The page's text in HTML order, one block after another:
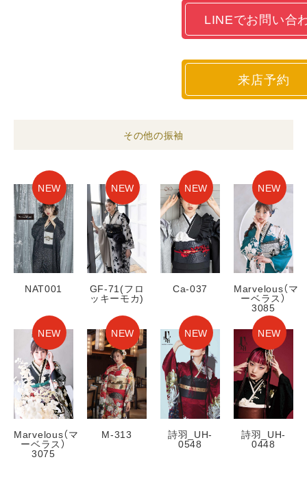
LINEでお問い合
来店予約
その他の振袖
NEW
NAT001
NEW
GF-71(フロ
ッキーモカ)
NEW
Ca-037
NEW
Marvelous（マ
ーベラス）
3085
NEW
Marvelous（マ
ーベラス）
3075
NEW
M-313
NEW
詩羽_UH-
0548
NEW
詩羽_UH-
0448